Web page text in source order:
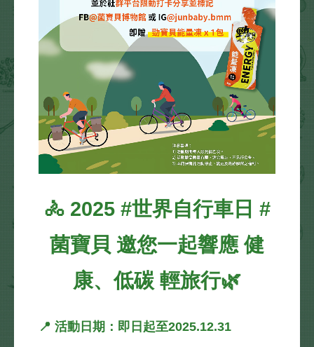
🚴 2025 #世界自行車日 #
菌寶貝 邀您一起響應 健
康、低碳 輕旅行🌿
📍 活動日期：即日起至2025.12.31